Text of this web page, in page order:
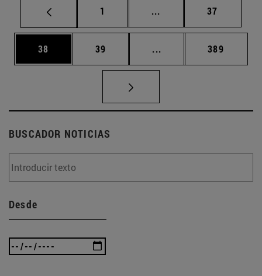
Página
1 ... Páginas intermedias
Página
37
Página
38 Página
39 ... Páginas intermedias
Página
389
BUSCADOR NOTICIAS
Desde